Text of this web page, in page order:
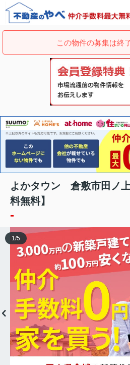
この物件の募集は終
よかタウン 倉敷市田ノ
料無料】
-
1/5